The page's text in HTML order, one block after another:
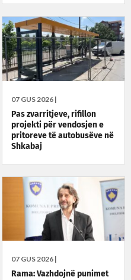
07 GUS 2026 |
Pas zvarritjeve, rifillon
projekti për vendosjen e
pritoreve të autobusëve në
Shkabaj
07 GUS 2026 |
Rama: Vazhdojnë punimet